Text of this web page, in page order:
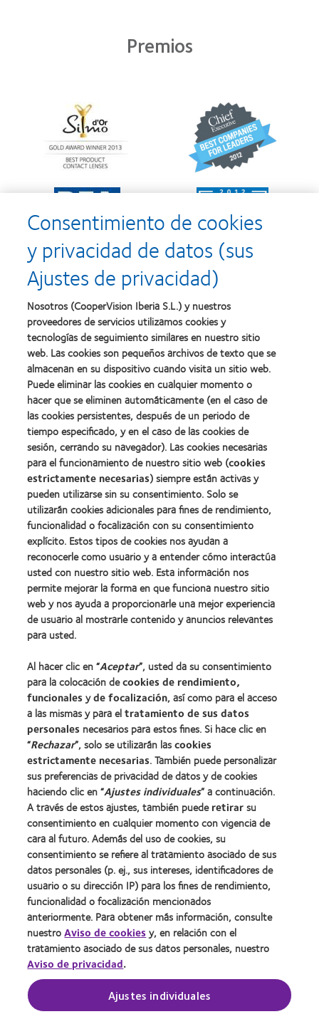
Premios
about
Premio
Silmo
mejor
con
MyDay™
Learn
more
about
2012
y
2010:
Mejor
empresa
el
desarrollo
del
liderazgo
Learn
about
2011:
Premios
a
mejor
(2011)
Learn
about
2011:
Premio
a
salud
Learn
about
2012:
Premio
Manufacturing
Leadership
100
(ML
100)
(2012)
Learn
more
about
2012
Premio
internacional
REBRAND
100®
(2012)
Learn
more
about
Premio
de
la
Industria
de
la
BCLA
Nuestros productos
Encuentre su lente
Tecnología para lentes de contacto
Lentes de contacto y visión
Usuario experimentado
Blog
Sobre nosotros
Carreras
Noticias
Contacto
Legal
Política de privacidad
Aviso Legal
Aviso de cookies
Condiciones del servicio
Public Country by Country Reporting
Buscar un centro
Consentimiento de cookies
y privacidad de datos (sus
Ajustes de privacidad)
Nosotros (CooperVision Iberia S.L.) y nuestros
proveedores de servicios utilizamos cookies y
tecnologías de seguimiento similares en nuestro sitio
web. Las cookies son pequeños archivos de texto que se
almacenan en su dispositivo cuando visita un sitio web.
Puede eliminar las cookies en cualquier momento o
hacer que se eliminen automáticamente (en el caso de
las cookies persistentes, después de un periodo de
tiempo especificado, y en el caso de las cookies de
sesión, cerrando su navegador). Las cookies necesarias
para el funcionamiento de nuestro sitio web (cookies
estrictamente necesarias) siempre están activas y
pueden utilizarse sin su consentimiento. Solo se
utilizarán cookies adicionales para fines de rendimiento,
funcionalidad o focalización con su consentimiento
explícito. Estos tipos de cookies nos ayudan a
reconocerle como usuario y a entender cómo interactúa
usted con nuestro sitio web. Esta información nos
permite mejorar la forma en que funciona nuestro sitio
web y nos ayuda a proporcionarle una mejor experiencia
de usuario al mostrarle contenido y anuncios relevantes
para usted.
Al hacer clic en “Aceptar”, usted da su consentimiento
para la colocación decookies de rendimiento,
funcionalesyde focalización, así como para el acceso
a las mismas y para eltratamiento de sus datos
personales necesarios para estos fines. Si hace clic en
“Rechazar”, solo se utilizarán lascookies
estrictamente necesarias. También puede personalizar
sus preferencias de privacidad de datos y de cookies
haciendo clic en “Ajustes individuales” a continuación.
A través de estos ajustes, también puederetirarsu
consentimiento en cualquier momento con vigencia de
cara al futuro. Además del uso de cookies, su
consentimiento se refiere al tratamiento asociado de sus
datos personales (p. ej., sus intereses, identificadores de
usuario o su dirección IP) para los fines de rendimiento,
funcionalidad o focalización mencionados
anteriormente. Para obtener más información, consulte
nuestroAviso de cookiesy, en relación con el
tratamiento asociado de sus datos personales, nuestro
Aviso de privacidad.
Ajustes individuales